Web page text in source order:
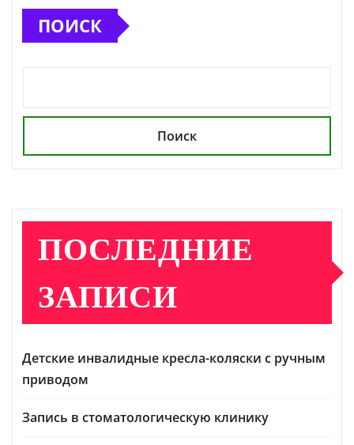
ПОИСК
Поиск
ПОСЛЕДНИЕ
ЗАПИСИ
Детские инвалидные кресла-коляски с ручным
приводом
Запись в стоматологическую клинику